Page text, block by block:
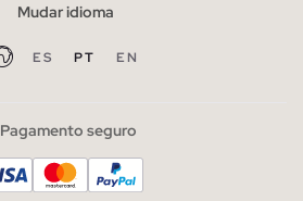
Mudar idioma
ES PT EN
Pagamento seguro